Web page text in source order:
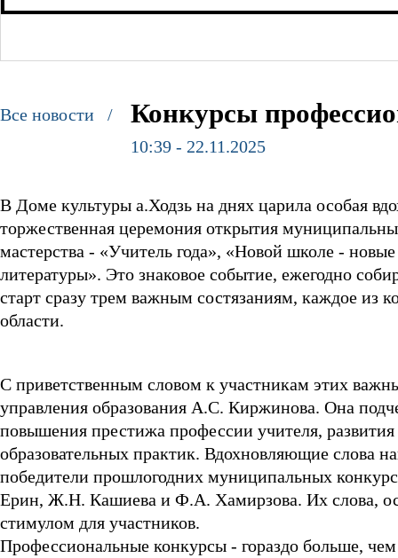
Все новости / Конкурсы
10:39 - 22.11.2025
В Доме культуры а.Ходзь на днях царила особая
торжественная церемония открытия
мастерства - «Учитель года», «Новой школе -
литературы». Это знаковое событие, ежегодно
старт сразу трем важным состязаниям, каждое из
области.
С приветственным словом к участникам этих
управления образования А.С. Киржинова. Она
повышения престижа профессии учителя, развития
образовательных практик. Вдохновляющие слова
победители прошлогодних муниципальных
Ерин, Ж.Н. Кашиева и Ф.А. Хамирзова. Их слова,
стимулом для участников.
Профессиональные конкурсы - гораздо больше,